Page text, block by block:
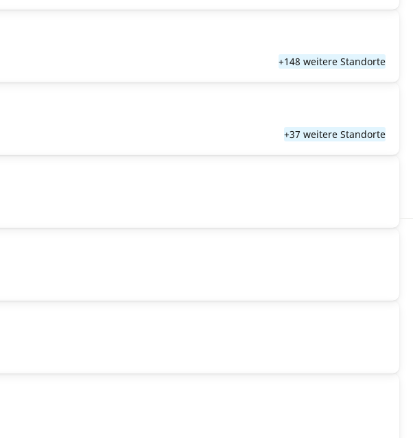
+148 weitere Standorte
+37 weitere Standorte